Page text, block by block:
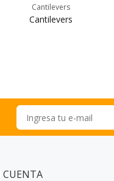
Cantilevers
Cantilevers
CUENTA